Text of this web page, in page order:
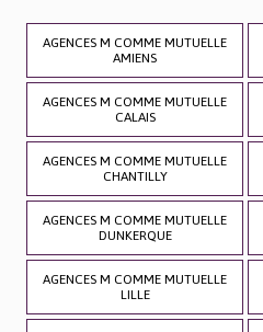
AGENCES M COMME MUTUELLE
AMIENS
AGENCES M COMME MUTUELLE
CALAIS
AGENCES M COMME MUTUELLE
CHANTILLY
AGENCES M COMME MUTUELLE
DUNKERQUE
AGENCES M COMME MUTUELLE
LILLE